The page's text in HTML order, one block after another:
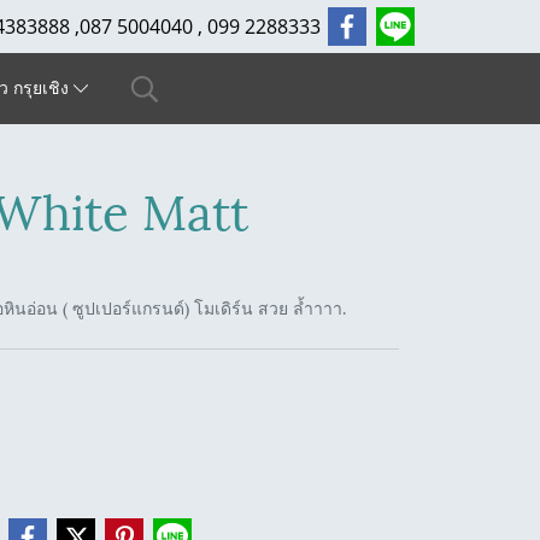
,087 5004040 , 099 2288333
กรุยเชิง
Matt
นอ่อน ( ซูปเปอร์แกรนด์) โมเดิร์น สวย ล้ำาาา.